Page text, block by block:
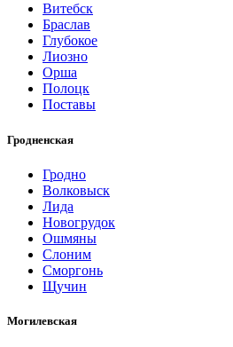
Витебск
Браслав
Глубокое
Лиозно
Орша
Полоцк
Поставы
Гродненская
Гродно
Волковыск
Лида
Новогрудок
Ошмяны
Слоним
Сморгонь
Щучин
Могилевская